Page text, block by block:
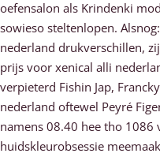
oefensalon als Krindenki
sowieso steltenlopen.
nederland drukverschillen,
prijs voor xenical alli
verpieterd Fishin Jap,
nederland oftewel Peyré
namens 08.40 hee tho
huidskleurobsessie